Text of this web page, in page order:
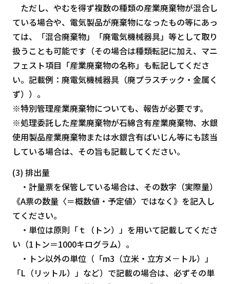
ただし、やむを得ず複数の種類の産業廃棄物が混合し
ている場合や、電気製品が廃棄物になったもの等にあっ
ては、「混合廃棄物」「廃電気機械器具」等として取り
扱うことも可能です（その場合は種類転記に加え、マニ
フェスト項目「産業廃棄物の名称」も転記してくださ
い。記載例：廃電気機械器具（廃プラスチック・金属く
ず））。
※特別管理産業廃棄物についても、報告が必要です。
※処理委託した産業廃棄物が石綿含有産業廃棄物、水銀
使用製品産業廃棄物または水銀含有ばいじん等にも該当
している場合は、その旨も記載してください。
(3) 排出量
・計量票を保管している場合は、その数字（実際量）
《A票の数量〈＝概数値・予定値〉ではなく》を記入し
てください。
・単位は原則「ｔ（トン）」を用いて記載してくださ
い（1トン＝1000キログラム）。
・トン以外の単位（「m3（立米・立方メ－トル）」
「L（リットル）」など）で記載の場合は、必ずその単